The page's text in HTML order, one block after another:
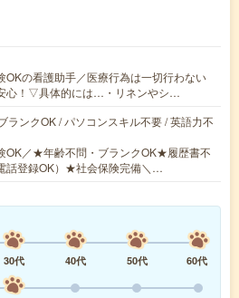
OKの看護助手／医療行為は一切行わない
心！▽具体的には…・リネンやシ…
ランクOK / パソコンスキル不要 / 英語力不
OK／★年齢不問・ブランクOK★履歴書不
話登録OK）★社会保険完備＼…
30代 40代 50代
60代